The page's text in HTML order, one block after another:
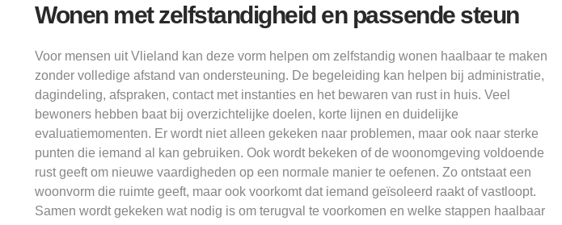
Wonen met zelfstandigheid en passende steun
Voor mensen uit Vlieland kan deze vorm helpen om zelfstandig wonen haalbaar te maken
zonder volledige afstand van ondersteuning. De begeleiding kan helpen bij administratie,
dagindeling, afspraken, contact met instanties en het bewaren van rust in huis. Veel
bewoners hebben baat bij overzichtelijke doelen, korte lijnen en duidelijke
evaluatiemomenten. Er wordt niet alleen gekeken naar problemen, maar ook naar sterke
punten die iemand al kan gebruiken. Ook wordt bekeken of de woonomgeving voldoende
rust geeft om nieuwe vaardigheden op een normale manier te oefenen. Zo ontstaat een
woonvorm die ruimte geeft, maar ook voorkomt dat iemand geïsoleerd raakt of vastloopt.
Samen wordt gekeken wat nodig is om terugval te voorkomen en welke stappen haalbaar